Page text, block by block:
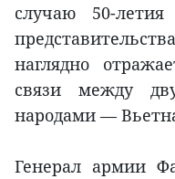
случаю 50-летия
наглядно
связи между
народами —
Генерал армии